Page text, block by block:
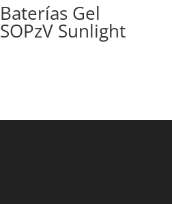
Baterías Gel
SOPzV Sunlight